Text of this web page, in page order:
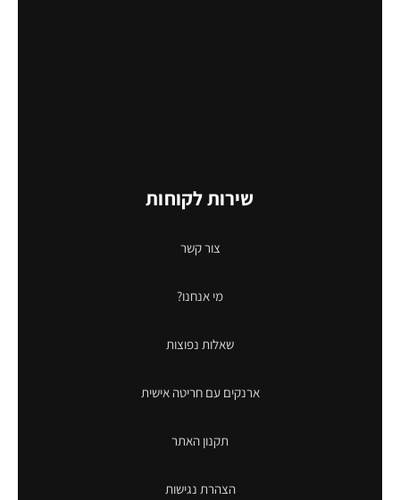
שירות לקוחות
צור קשר
מי אנחנו?
שאלות נפוצות
ארנקים עם חריטה אישית
תקנון האתר
הצהרת נגישות